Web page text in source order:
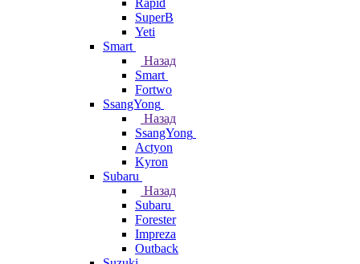
Rapid
SuperB
Yeti
Smart
Назад
Smart
Fortwo
SsangYong
Назад
SsangYong
Actyon
Kyron
Subaru
Назад
Subaru
Forester
Impreza
Outback